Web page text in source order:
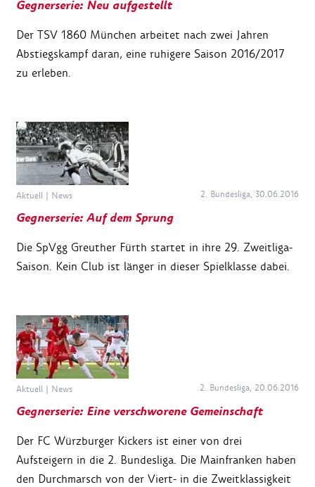
Gegnerserie: Neu aufgestellt
Der TSV 1860 München arbeitet nach zwei Jahren
Abstiegskampf daran, eine ruhigere Saison 2016/2017
zu erleben.
Aktuell | News 2. Bundesliga, 30.06.2016
Gegnerserie: Auf dem Sprung
Die SpVgg Greuther Fürth startet in ihre 29. Zweitliga-
Saison. Kein Club ist länger in dieser Spielklasse dabei.
Aktuell | News 2. Bundesliga, 20.06.2016
Gegnerserie: Eine verschworene Gemeinschaft
Der FC Würzburger Kickers ist einer von drei
Aufsteigern in die 2. Bundesliga. Die Mainfranken haben
den Durchmarsch von der Viert- in die Zweitklassigkeit